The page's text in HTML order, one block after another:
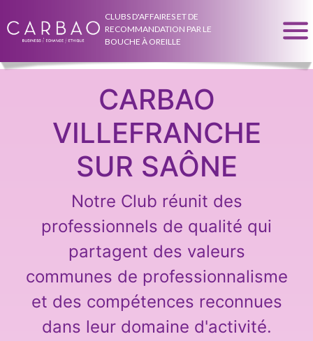
CLUBS D'AFFAIRES ET DE
RECOMMANDATION PAR LE
BOUCHE À OREILLE
CARBAO
VILLEFRANCHE
SUR SAÔNE
Notre Club réunit des
professionnels de qualité qui
partagent des valeurs
communes de professionnalisme
et des compétences reconnues
dans leur domaine d'activité.